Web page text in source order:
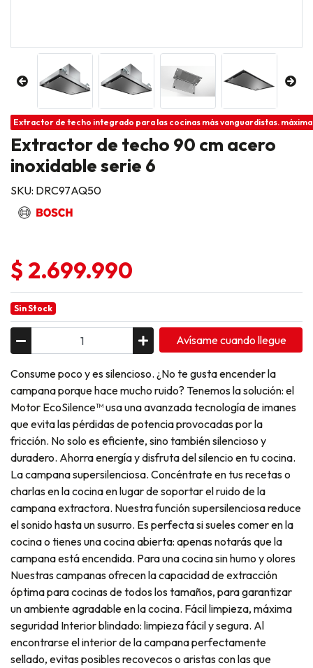
Extractor de techo integrado para las cocinas más vanguardistas.
Extractor de techo 90 cm acero
inoxidable serie 6
SKU: DRC97AQ50
$ 2.699.990
Sin Stock
Avísame cuando llegue
Consume poco y es silencioso. ¿No te gusta encender la
campana porque hace mucho ruido? Tenemos la solución: el
Motor EcoSilence™ usa una avanzada tecnología de imanes
que evita las pérdidas de potencia provocadas por la
fricción. No solo es eficiente, sino también silencioso y
duradero. Ahorra energía y disfruta del silencio en tu cocina.
La campana supersilenciosa. Concéntrate en tus recetas o
charlas en la cocina en lugar de soportar el ruido de la
campana extractora. Nuestra función supersilenciosa reduce
el sonido hasta un susurro. Es perfecta si sueles comer en la
cocina o tienes una cocina abierta: apenas notarás que la
campana está encendida. Para una cocina sin humo y olores
Nuestras campanas ofrecen la capacidad de extracción
óptima para cocinas de todos los tamaños, para garantizar
un ambiente agradable en la cocina. Fácil limpieza, máxima
seguridad Interior blindado: limpieza fácil y segura. Al
encontrarse el interior de la campana perfectamente
sellado, evitas posibles recovecos o aristas con las que